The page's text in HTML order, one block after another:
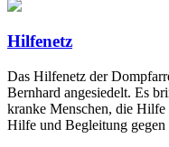
Hilfenetz
Das Hilfenetz der
Bernhard angesiedelt. Es
kranke Menschen, die
Hilfe und Begleitung gegen